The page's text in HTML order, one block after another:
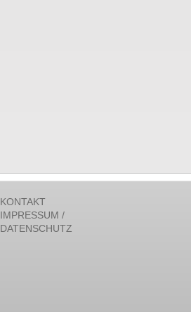
KONTAKT
IMPRESSUM /
DATENSCHUTZ